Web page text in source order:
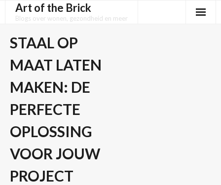
Art of the Brick
Blogs over wonen, gezondheid en meer
STAAL OP
MAAT LATEN
MAKEN: DE
PERFECTE
OPLOSSING
VOOR JOUW
PROJECT